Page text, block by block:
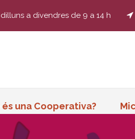
a divendres de 9 a 14 h
és una Cooperativa?